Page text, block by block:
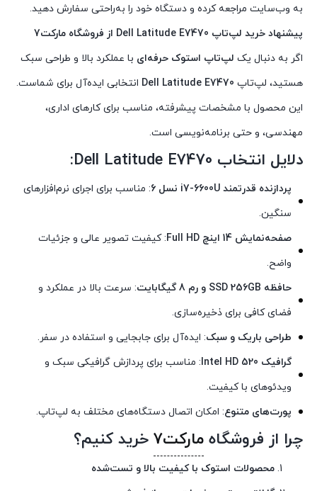
به وب‌سایت مراجعه کرده و دستگاه خود را به‌راحتی سفارش دهید.
پیشنهاد خرید لپ‌تاپ Dell Latitude E7470 از فروشگاه مارکت7
اگر به دنبال یک لپ‌تاپ استوک حرفه‌ای با عملکرد بالا و طراحی سبک
هستید، لپ‌تاپ Dell Latitude E7470 انتخابی ایده‌آل برای شماست.
این محصول با مشخصات پیشرفته، مناسب برای کارهای اداری،
مهندسی، و حتی برنامه‌نویسی است.
دلایل انتخاب Dell Latitude E7470:
پردازنده قدرتمند i7-6600U نسل 6
: مناسب برای اجرای نرم‌افزارهای
سنگین.
صفحه‌نمایش 14 اینچ Full HD
: کیفیت تصویر عالی و جزئیات
واضح.
حافظه SSD 256GB و رم 8 گیگابایت
: سرعت بالا در عملکرد و
فضای کافی برای ذخیره‌سازی.
طراحی باریک و سبک: ایده‌آل برای جابجایی و استفاده در سفر.
گرافیک Intel HD 520
: مناسب برای پردازش گرافیکی سبک و
ویدئوهای با کیفیت.
پورت‌های متنوع: امکان اتصال دستگاه‌های مختلف به لپ‌تاپ.
چرا از فروشگاه مارکت7 خرید کنیم؟
محصولات استوک با کیفیت بالا و تست‌شده